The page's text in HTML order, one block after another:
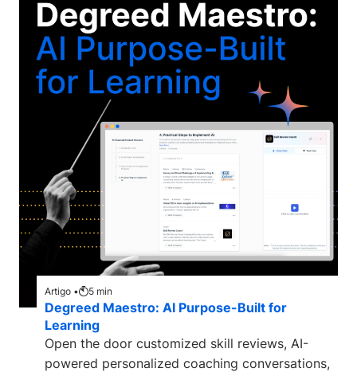
Artigo • 5 min
Degreed Maestro: AI Purpose-Built for
Learning
Open the door customized skill reviews, AI-
powered personalized coaching conversations,